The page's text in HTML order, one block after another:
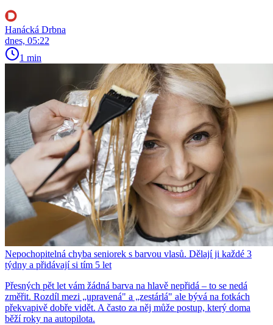
Hanácká Drbna
dnes, 05:22
1 min
Nepochopitelná chyba seniorek s barvou vlasů. Dělají ji každé 3
týdny a přidávají si tím 5 let
Přesných pět let vám žádná barva na hlavě nepřidá – to se nedá
změřit. Rozdíl mezi „upravená" a „zestárlá" ale bývá na fotkách
překvapivě dobře vidět. A často za něj může postup, který doma
běží roky na autopilota.